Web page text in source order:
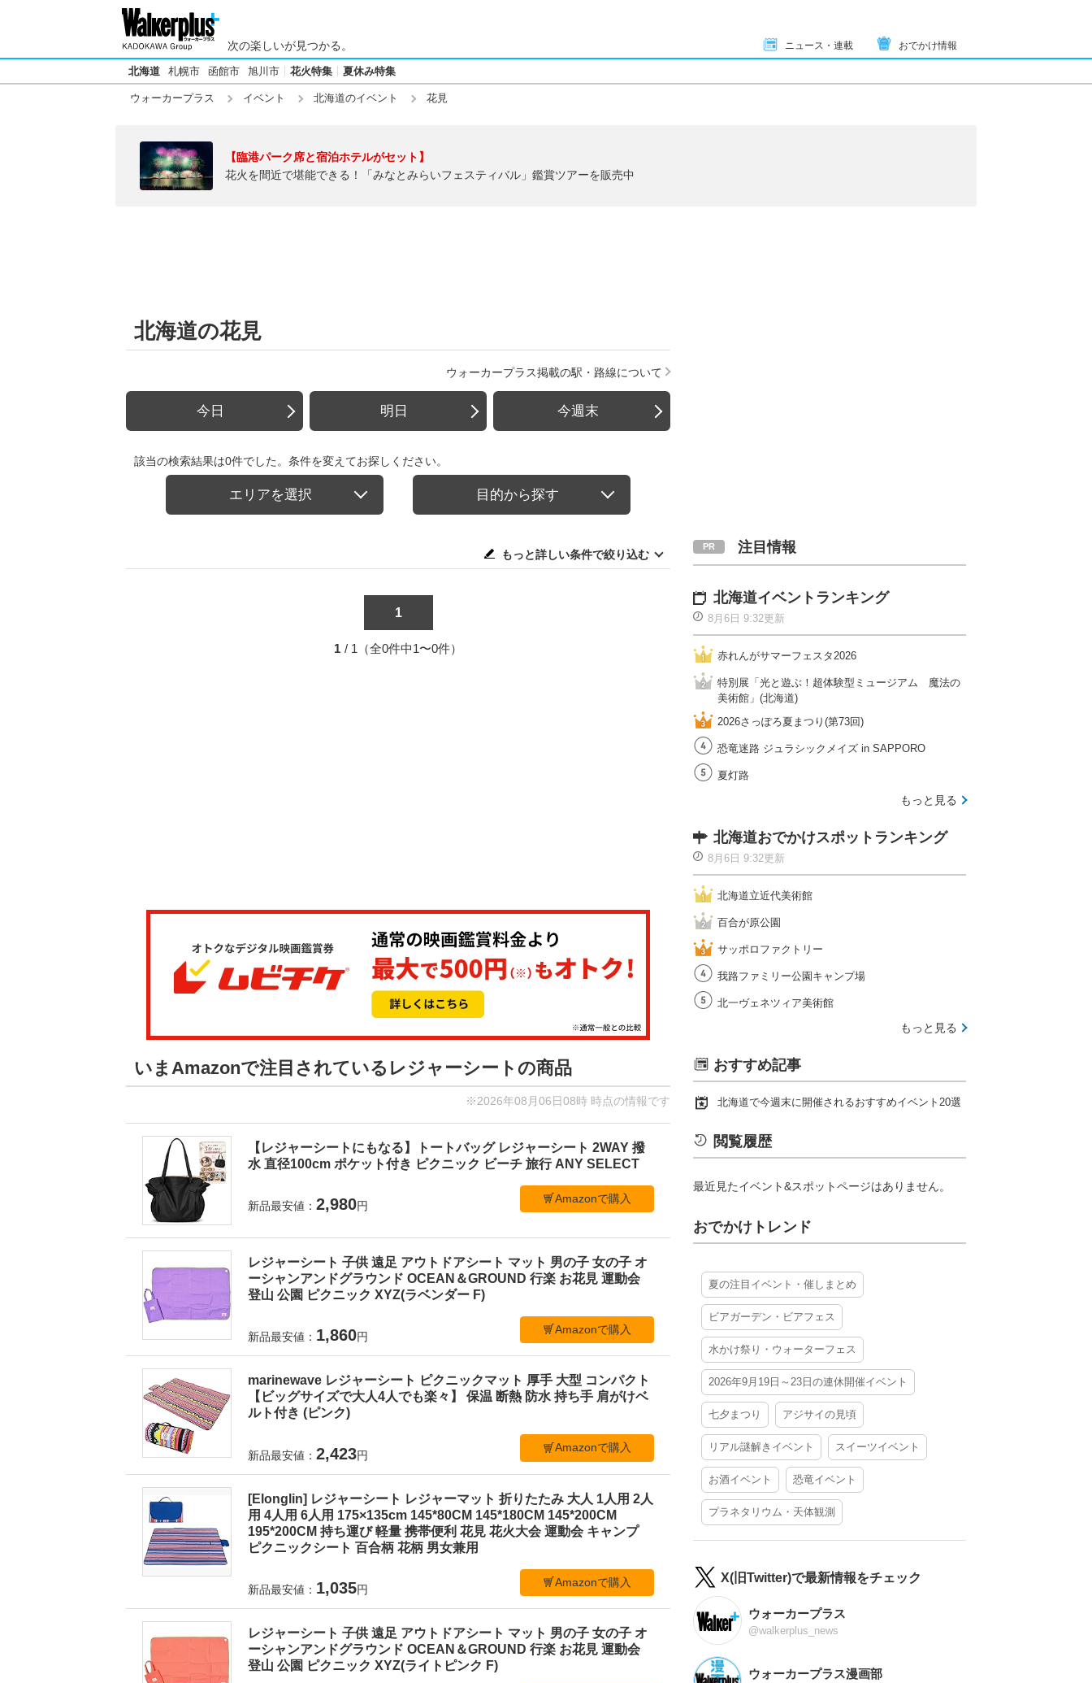
次の楽しいが見つかる。 ニュース・連載 おでかけ情報
北海道 札幌市 函館市 旭川市 花火特集 夏休み特集
ウォーカープラス イベント 北海道のイベント 花見
【臨港パーク席と宿泊ホテルがセット】
花火を間近で堪能できる！「みなとみらいフェスティバル」鑑賞ツアーを販売中
北海道の花見
ウォーカープラス掲載の駅・路線について
今日 明日 今週末
該当の検索結果は0件でした。条件を変えてお探しください。
エリアを選択 目的から探す
もっと詳しい条件で絞り込む
1
1 / 1（全0件中1〜0件）
いまAmazonで注目されているレジャーシートの商品
※2026年08月06日08時 時点の情報です
【レジャーシートにもなる】トートバッグ レジャーシート 2WAY 撥
水 直径100cm ポケット付き ピクニック ビーチ 旅行 ANY SELECT
新品最安値： 2,980円
Amazonで購入
レジャーシート 子供 遠足 アウトドアシート マット 男の子 女の子 オ
ーシャンアンドグラウンド OCEAN＆GROUND 行楽 お花見 運動会
登山 公園 ピクニック XYZ(ラベンダー F)
新品最安値： 1,860円
Amazonで購入
marinewave レジャーシート ピクニックマット 厚手 大型 コンパクト
【ビッグサイズで大人4人でも楽々】 保温 断熱 防水 持ち手 肩がけベ
ルト付き (ピンク)
新品最安値： 2,423円
Amazonで購入
[Elonglin] レジャーシート レジャーマット 折りたたみ 大人 1人用 2人
用 4人用 6人用 175×135cm 145*80CM 145*180CM 145*200CM
195*200CM 持ち運び 軽量 携帯便利 花見 花火大会 運動会 キャンプ
ピクニックシート 百合柄 花柄 男女兼用
新品最安値： 1,035円
Amazonで購入
レジャーシート 子供 遠足 アウトドアシート マット 男の子 女の子 オ
ーシャンアンドグラウンド OCEAN＆GROUND 行楽 お花見 運動会
登山 公園 ピクニック XYZ(ライトピンク F)
注目情報
北海道イベントランキング
8月6日 9:32更新
赤れんがサマーフェスタ2026
特別展「光と遊ぶ！超体験型ミュージアム 魔法の
美術館」(北海道)
2026さっぽろ夏まつり(第73回)
恐竜迷路 ジュラシックメイズ in SAPPORO
夏灯路
もっと見る
北海道おでかけスポットランキング
8月6日 9:32更新
北海道立近代美術館
百合が原公園
サッポロファクトリー
我路ファミリー公園キャンプ場
北一ヴェネツィア美術館
もっと見る
おすすめ記事
北海道で今週末に開催されるおすすめイベント20選
閲覧履歴
最近見たイベント&スポットページはありません。
おでかけトレンド
夏の注目イベント・催しまとめ
ビアガーデン・ビアフェス
水かけ祭り・ウォーターフェス
2026年9月19日～23日の連休開催イベント
七夕まつり アジサイの見頃
リアル謎解きイベント スイーツイベント
お酒イベント 恐竜イベント
プラネタリウム・天体観測
X(旧Twitter)で最新情報をチェック
ウォーカープラス
@walkerplus_news
ウォーカープラス漫画部